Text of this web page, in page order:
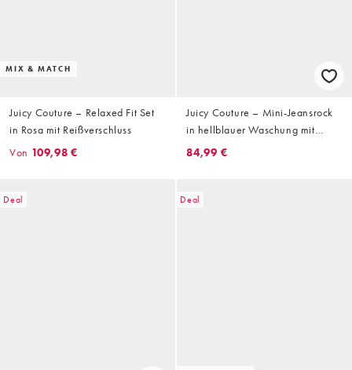
MIX & MATCH
Juicy Couture – Relaxed Fit Set
in Rosa mit Reißverschluss
Von 109,98 €
Juicy Couture – Mini-Jeansrock
in hellblauer Waschung mit
Hunde-Wappenmotiv und
84,99 €
Deal Deal